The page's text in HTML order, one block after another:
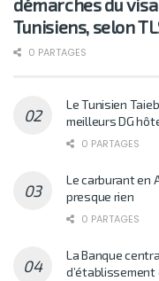
démarches du
Tunisiens, selon
0 PARTAGES
Le Tunisien
meilleurs DG
0 PARTAGES
Le carburant en
presque rien
0 PARTAGES
La Banque
d’établissement